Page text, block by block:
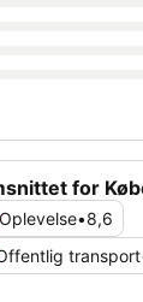
for
Oplevelse•8,6
transport